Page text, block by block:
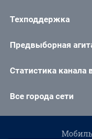
Техподдержка
Предвыборная
Статистика канала
Все города сети